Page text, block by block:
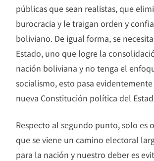
públicas que sean realistas, que
burocracia y le traigan orden y
boliviano. De igual forma, se
Estado, uno que logre la
nación boliviana y no tenga el
socialismo, esto pasa
nueva Constitución política del
Respecto al segundo punto, solo es
que se viene un camino electoral
para la nación y nuestro deber es